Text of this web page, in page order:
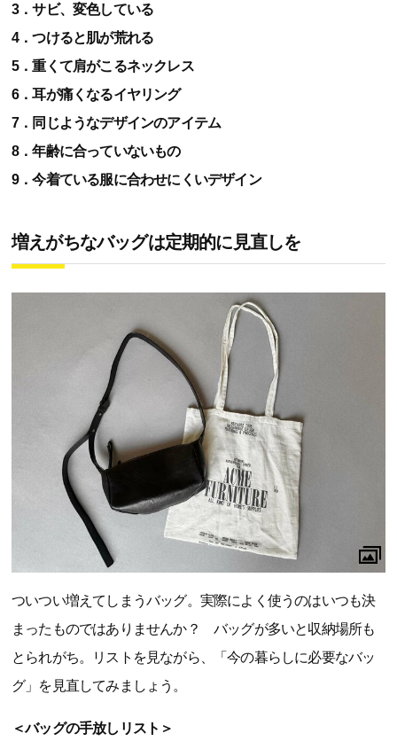
3．サビ、変色している
4．つけると肌が荒れる
5．重くて肩がこるネックレス
6．耳が痛くなるイヤリング
7．同じようなデザインのアイテム
8．年齢に合っていないもの
9．今着ている服に合わせにくいデザイン
増えがちなバッグは定期的に見直しを
ついつい増えてしまうバッグ。実際によく使うのはいつも決
まったものではありませんか？ バッグが多いと収納場所も
とられがち。リストを見ながら、「今の暮らしに必要なバッ
グ」を見直してみましょう。
＜バッグの手放しリスト＞